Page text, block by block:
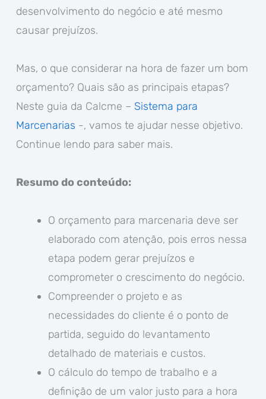
desenvolvimento do negócio e até mesmo
causar prejuízos.
Mas, o que considerar na hora de fazer um bom
orçamento? Quais são as principais etapas?
Neste guia da Calcme – Sistema para
Marcenarias -, vamos te ajudar nesse objetivo.
Continue lendo para saber mais.
Resumo do conteúdo:
O orçamento para marcenaria deve ser
elaborado com atenção, pois erros nessa
etapa podem gerar prejuízos e
comprometer o crescimento do negócio.
Compreender o projeto e as
necessidades do cliente é o ponto de
partida, seguido do levantamento
detalhado de materiais e custos.
O cálculo do tempo de trabalho e a
definição de um valor justo para a hora